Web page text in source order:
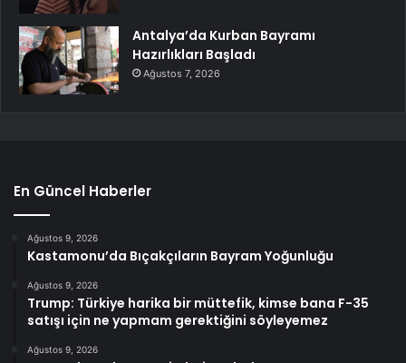
Antalya’da Kurban Bayramı
Hazırlıkları Başladı
Ağustos 7, 2026
En Güncel Haberler
Ağustos 9, 2026
Kastamonu’da Bıçakçıların Bayram Yoğunluğu
Ağustos 9, 2026
Trump: Türkiye harika bir müttefik, kimse bana F-35
satışı için ne yapmam gerektiğini söyleyemez
Ağustos 9, 2026